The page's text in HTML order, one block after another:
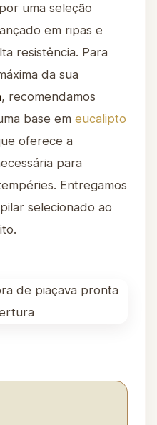
uma seleção
em ripas e
resistência. Para
da sua
, recomendamos
base em eucalipto
oferece a
para
Entregamos
selecionado ao